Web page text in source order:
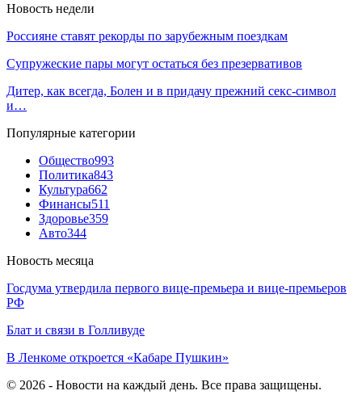
Новость недели
Россияне ставят рекорды по зарубежным поездкам
Супружеские пары могут остаться без презервативов
Дитер, как всегда, Болен и в придачу прежний секс-символ
и…
Популярные категории
Общество993
Политика843
Культура662
Финансы511
Здоровье359
Авто344
Новость месяца
Госдума утвердила первого вице-премьера и вице-премьеров
РФ
Блат и связи в Голливуде
В Ленкоме откроется «Кабаре Пушкин»
© 2026 - Новости на каждый день. Все права защищены.